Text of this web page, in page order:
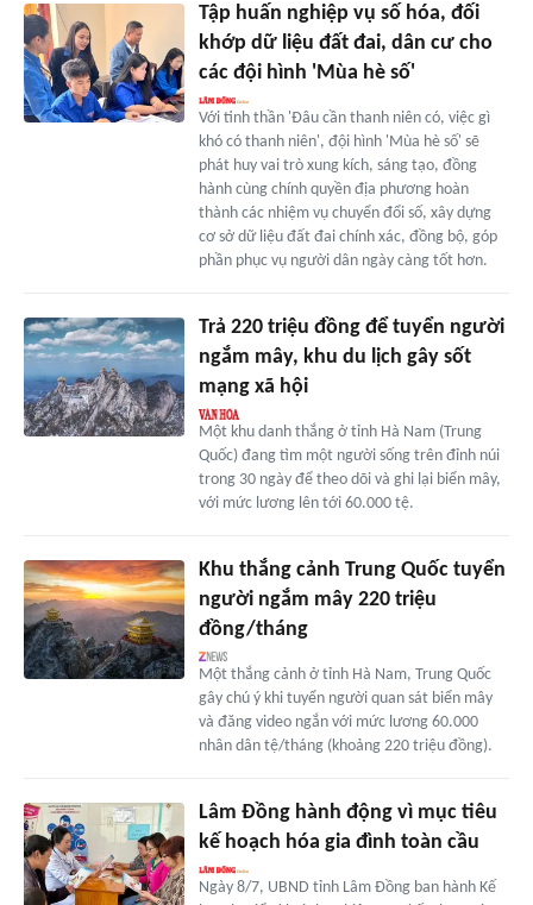
Tập huấn nghiệp vụ số hóa, đối
khớp dữ liệu đất đai, dân cư cho
các đội hình 'Mùa hè số'
Với tinh thần 'Đâu cần thanh niên có, việc gì
khó có thanh niên', đội hình 'Mùa hè số' sẽ
phát huy vai trò xung kích, sáng tạo, đồng
hành cùng chính quyền địa phương hoàn
thành các nhiệm vụ chuyển đổi số, xây dựng
cơ sở dữ liệu đất đai chính xác, đồng bộ, góp
phần phục vụ người dân ngày càng tốt hơn.
Trả 220 triệu đồng để tuyển người
ngắm mây, khu du lịch gây sốt
mạng xã hội
Một khu danh thắng ở tỉnh Hà Nam (Trung
Quốc) đang tìm một người sống trên đỉnh núi
trong 30 ngày để theo dõi và ghi lại biển mây,
với mức lương lên tới 60.000 tệ.
Khu thắng cảnh Trung Quốc tuyển
người ngắm mây 220 triệu
đồng/tháng
Một thắng cảnh ở tỉnh Hà Nam, Trung Quốc
gây chú ý khi tuyển người quan sát biển mây
và đăng video ngắn với mức lương 60.000
nhân dân tệ/tháng (khoảng 220 triệu đồng).
Lâm Đồng hành động vì mục tiêu
kế hoạch hóa gia đình toàn cầu
Ngày 8/7, UBND tỉnh Lâm Đồng ban hành Kế